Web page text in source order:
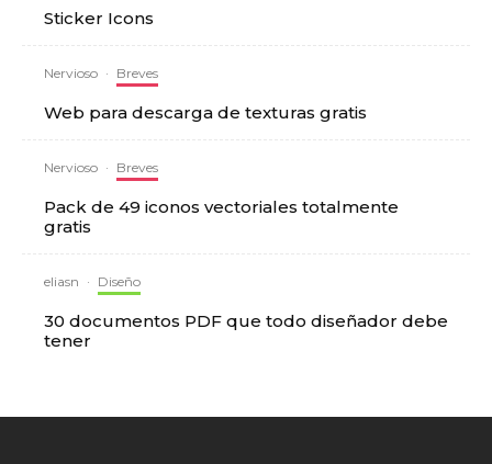
Sticker Icons
Nervioso · Breves
Web para descarga de texturas gratis
Nervioso · Breves
Pack de 49 iconos vectoriales totalmente
gratis
eliasn · Diseño
30 documentos PDF que todo diseñador debe
tener